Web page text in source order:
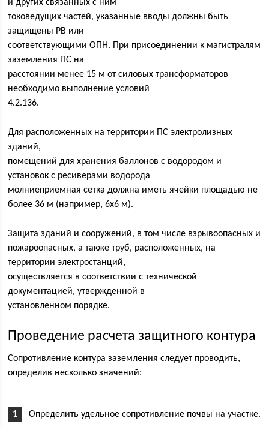
и других связанных с ним
токоведущих частей, указанные вводы должны быть
защищены РВ или
соответствующими ОПН. При присоединении к магистралям
заземления ПС на
расстоянии менее 15 м от силовых трансформаторов
необходимо выполнение условий
4.2.136.
Для расположенных на территории ПС электролизных
зданий,
помещений для хранения баллонов с водородом и
установок с ресиверами водорода
молниеприемная сетка должна иметь ячейки площадью не
более 36 м (например, 6х6 м).
Защита зданий и сооружений, в том числе взрывоопасных и
пожароопасных, а также труб, расположенных, на
территории электростанций,
осуществляется в соответствии с технической
документацией, утвержденной в
установленном порядке.
Проведение расчета защитного контура
Сопротивление контура заземления следует проводить,
определив несколько значений:
Определить удельное сопротивление почвы на участке.